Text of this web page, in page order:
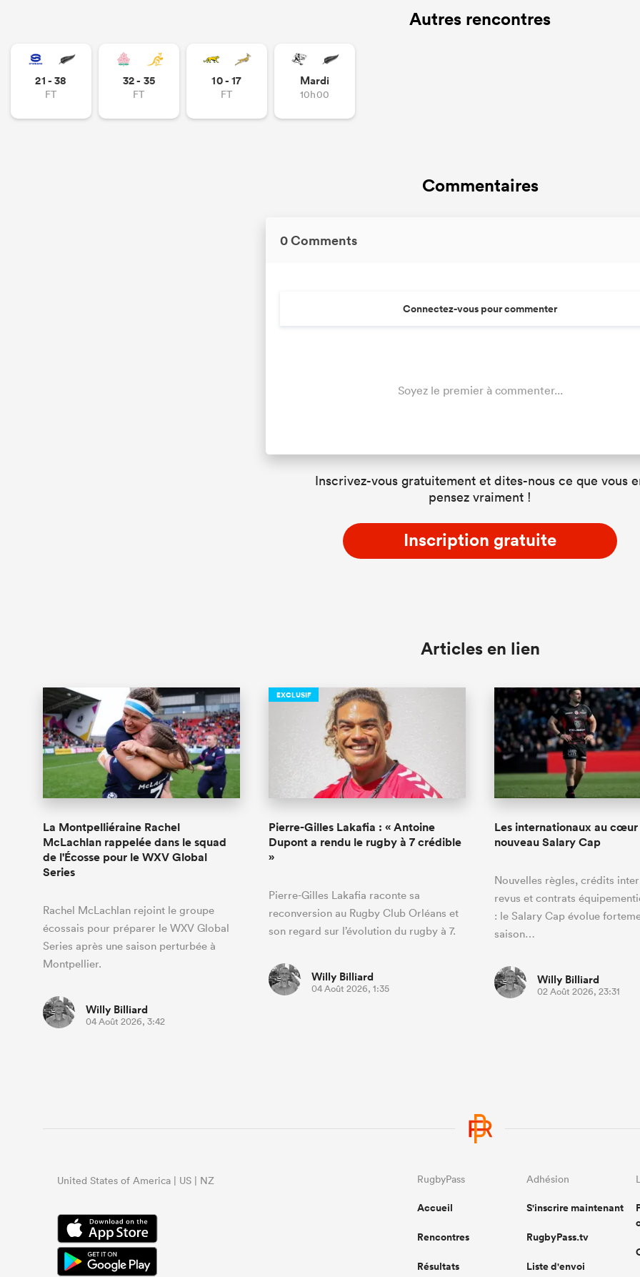
Autres rencontres
21 - 38
FT
32 - 35
FT
10 - 17
FT
Mardi
10h00
Commentaires
0 Comments
Connectez-vous pour commenter
Soyez le premier à commenter...
Inscrivez-vous gratuitement et dites-nous ce que vous
pensez vraiment !
Inscription gratuite
Articles en lien
La Montpelliéraine Rachel
McLachlan rappelée dans le squad
de l'Écosse pour le WXV Global
Series
Rachel McLachlan rejoint le groupe
écossais pour préparer le WXV Global
Series après une saison perturbée à
Montpellier.
Willy Billiard
04 Août 2026, 3:42
EXCLUSIF
Pierre-Gilles Lakafia : « Antoine
Dupont a rendu le rugby à 7 crédible
»
Pierre-Gilles Lakafia raconte sa
reconversion au Rugby Club Orléans et
son regard sur l’évolution du rugby à 7.
Willy Billiard
04 Août 2026, 1:35
Les internationaux au
nouveau Salary Cap
Nouvelles règles, crédits
revus et contrats
: le Salary Cap évolue
saison…
Willy Billiard
02 Août 2026, 23:31
United States of America | US | NZ RugbyPass
Accueil
Rencontres
Résultats
Adhésion
S'inscrire maintenant
RugbyPass.tv
Liste d'envoi